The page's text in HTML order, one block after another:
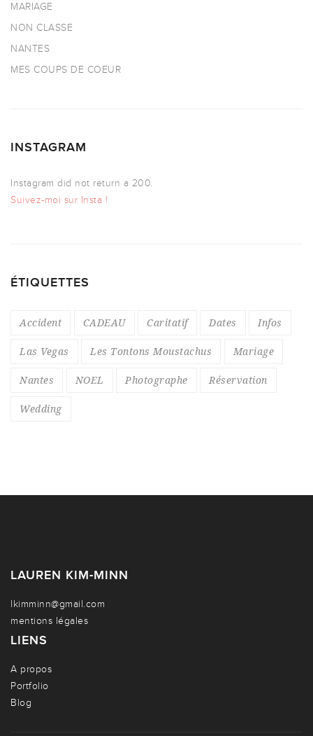
MARIAGE
NON CLASSE
NANTES
MES COUPS DE COEUR
INSTAGRAM
Instagram did not return a 200.
Suivez-moi sur Insta !
ÉTIQUETTES
Accident CADEAU Caritatif Dates Infos
Las Vegas Les Tontons Moustachus Mariage
Nantes NOEL Photographe Réservation
Wedding
LAUREN KIM-MINN
lkimminn@gmail.com
mentions légales
LIENS
A propos
Portfolio
Blog